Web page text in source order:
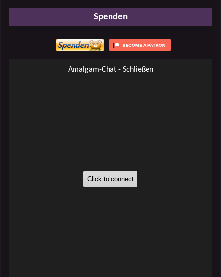
Spenden
Amalgam-Chat - Schließen